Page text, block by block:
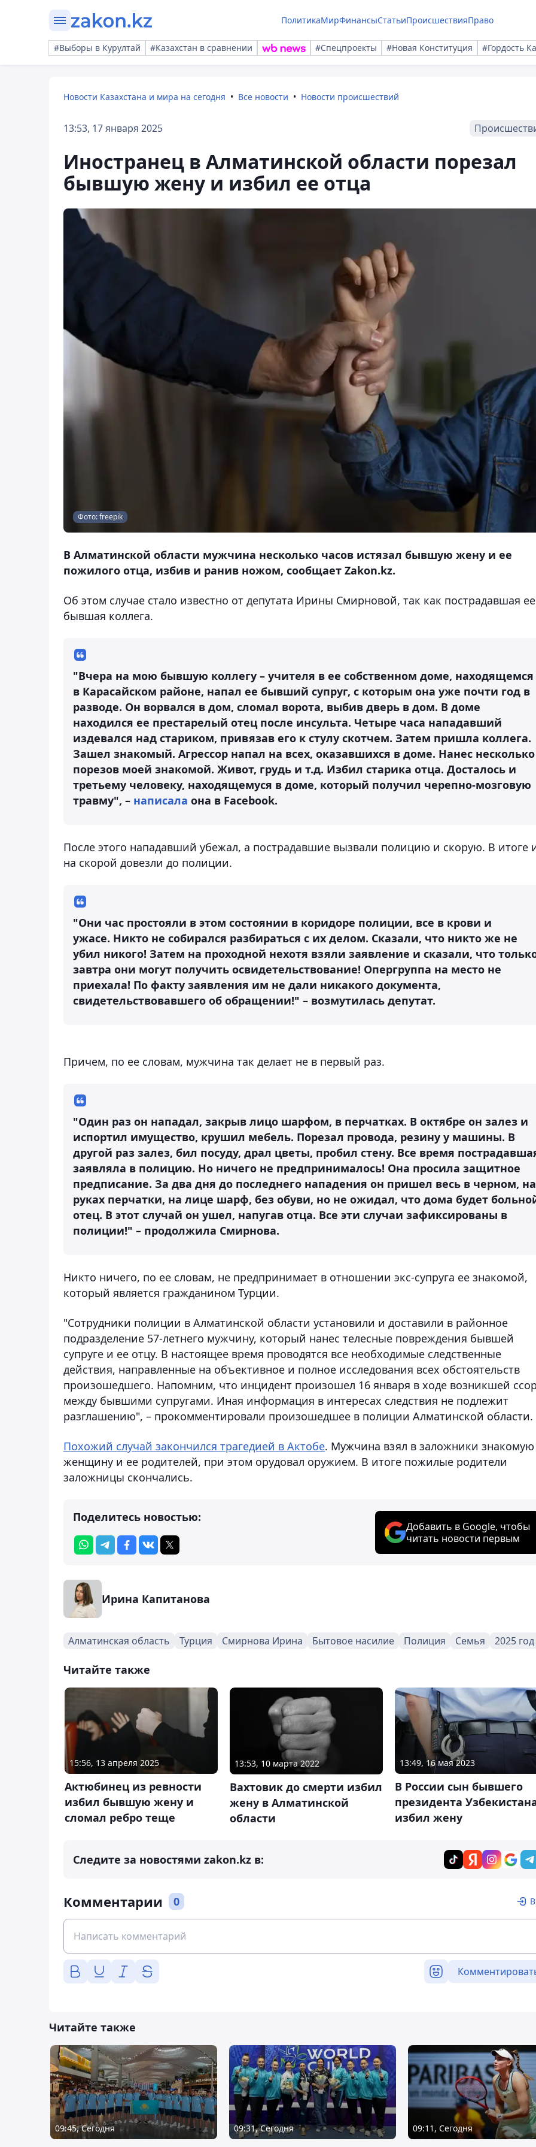
ПолитикаМирФинансыСтатьиПроисшествияПраво
#Выборы в Курултай #Казахстан в сравнении #Спецпроекты #Новая Конституция #Гордость
Новости Казахстана и мира на сегодня Все новости Новости происшествий
13:53, 17 января 2025
Иностранец в Алматинской области порезал
бывшую жену и избил ее отца
Фото: freepik
В Алматинской области мужчина несколько часов истязал бывшую жену и ее
пожилого отца, избив и ранив ножом, сообщает Zakon.kz.
Об этом случае стало известно от депутата Ирины Смирновой, так как пострадавшая ее
бывшая коллега.
"Вчера на мою бывшую коллегу – учителя в ее собственном доме, находящемся
в Карасайском районе, напал ее бывший супруг, с которым она уже почти год в
разводе. Он ворвался в дом, сломал ворота, выбив дверь в дом. В доме
находился ее престарелый отец после инсульта. Четыре часа нападавший
издевался над стариком, привязав его к стулу скотчем. Затем пришла коллега.
Зашел знакомый. Агрессор напал на всех, оказавшихся в доме. Нанес несколько
порезов моей знакомой. Живот, грудь и т.д. Избил старика отца. Досталось и
третьему человеку, находящемуся в доме, который получил черепно-мозговую
травму", – написала она в Facebook.
После этого нападавший убежал, а пострадавшие вызвали полицию и скорую. В итоге
на скорой довезли до полиции.
"Они час простояли в этом состоянии в коридоре полиции, все в крови и
ужасе. Никто не собирался разбираться с их делом. Сказали, что никто же не
убил никого! Затем на проходной нехотя взяли заявление и сказали, что
завтра они могут получить освидетельствование! Опергруппа на место не
приехала! По факту заявления им не дали никакого документа,
свидетельствовавшего об обращении!" – возмутилась депутат.
Причем, по ее словам, мужчина так делает не в первый раз.
"Один раз он нападал, закрыв лицо шарфом, в перчатках. В октябре он залез и
испортил имущество, крушил мебель. Порезал провода, резину у машины. В
другой раз залез, бил посуду, драл цветы, пробил стену. Все время
заявляла в полицию. Но ничего не предпринималось! Она просила защитное
предписание. За два дня до последнего нападения он пришел весь в черном, на
руках перчатки, на лице шарф, без обуви, но не ожидал, что дома будет
отец. В этот случай он ушел, напугав отца. Все эти случаи зафиксированы в
полиции!" – продолжила Смирнова.
Никто ничего, по ее словам, не предпринимает в отношении экс-супруга ее знакомой,
который является гражданином Турции.
"Сотрудники полиции в Алматинской области установили и доставили в районное
подразделение 57-летнего мужчину, который нанес телесные повреждения бывшей
супруге и ее отцу. В настоящее время проводятся все необходимые следственные
действия, направленные на объективное и полное исследования всех обстоятельств
произошедшего. Напомним, что инцидент произошел 16 января в ходе возникшей
между бывшими супругами. Иная информация в интересах следствия не подлежит
разглашению", – прокомментировали произошедшее в полиции Алматинской области.
Похожий случай закончился трагедией в Актобе. Мужчина взял в заложники знакомую
женщину и ее родителей, при этом орудовал оружием. В итоге пожилые родители
заложницы скончались.
Поделитесь новостью:
Добавить в Google, чтобы
читать новости первым
Ирина Капитанова
Алматинская область Турция Смирнова Ирина Бытовое насилие Полиция Семья 2025 год
Читайте также
15:56, 13 апреля 2025
Актюбинец из ревности
избил бывшую жену и
сломал ребро теще
13:53, 10 марта 2022
Вахтовик до смерти избил
жену в Алматинской
области
13:49, 16 мая 2023
В России сын бывшего
президента
избил жену
Следите за новостями zakon.kz в:
Комментарии 0
Читайте также
09:45, Сегодня 09:31, Сегодня 09:11, Сегодня